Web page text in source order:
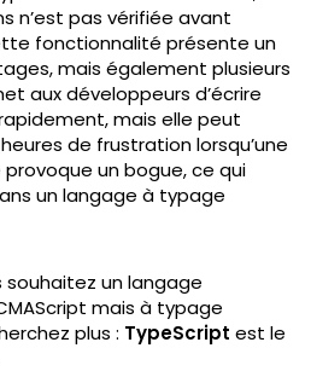
n’est pas vérifiée avant
fonctionnalité présente un
mais également plusieurs
aux développeurs d’écrire
mais elle peut
de frustration lorsqu’une
un bogue, ce qui
un langage à typage
souhaitez un langage
mais à typage
plus : TypeScript est le